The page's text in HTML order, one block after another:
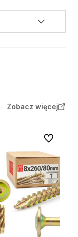
Zobacz więcej
Do